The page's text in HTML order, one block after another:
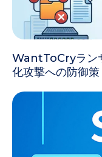
WantToCryラン
化攻撃への防御策